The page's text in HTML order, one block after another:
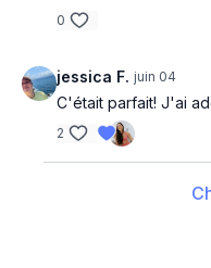
0
jessica F. juin 04
C'était parfait! J'ai
2